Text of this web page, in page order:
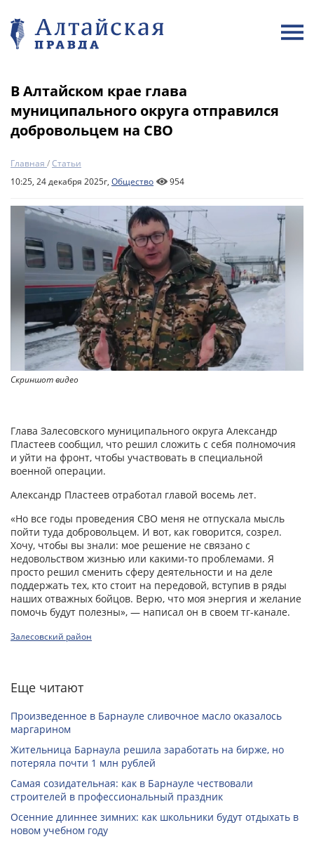
В Алтайском крае глава
муниципального округа отправился
добровольцем на СВО
Главная /Статьи
10:25, 24 декабря 2025г, Общество 954
Скриншот видео
Глава Залесовского муниципального округа Александр
Пластеев сообщил, что решил сложить с себя полномочия
и уйти на фронт, чтобы участвовать в специальной
военной операции.
Александр Пластеев отработал главой восемь лет.
«Но все годы проведения СВО меня не отпускала мысль
пойти туда добровольцем. И вот, как говорится, созрел.
Хочу, чтобы вы знали: мое решение не связано с
недовольством жизнью или какими-то проблемами. Я
просто решил сменить сферу деятельности и на деле
поддержать тех, кто стоит на передовой, вступив в ряды
наших отважных бойцов. Верю, что моя энергия и желание
помочь будут полезны», — написал он в своем тг-канале.
Залесовский район
Еще читают
Произведенное в Барнауле сливочное масло оказалось
маргарином
Жительница Барнаула решила заработать на бирже, но
потеряла почти 1 млн рублей
Самая созидательная: как в Барнауле чествовали
строителей в профессиональный праздник
Осенние длиннее зимних: как школьники будут отдыхать в
новом учебном году